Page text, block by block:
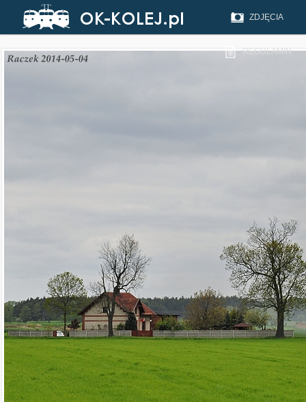
ZDJĘCIA
REGULAMIN